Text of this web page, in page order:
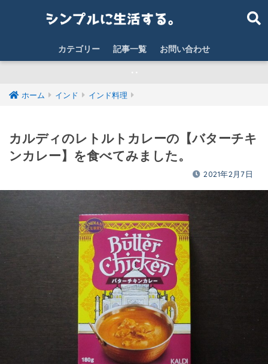
カテゴリー 記事一覧 お問い合わせ
‥
ホーム インド インド料理
カルディのレトルトカレーの【バターチキ
ンカレー】を食べてみました。
2021年2月7日